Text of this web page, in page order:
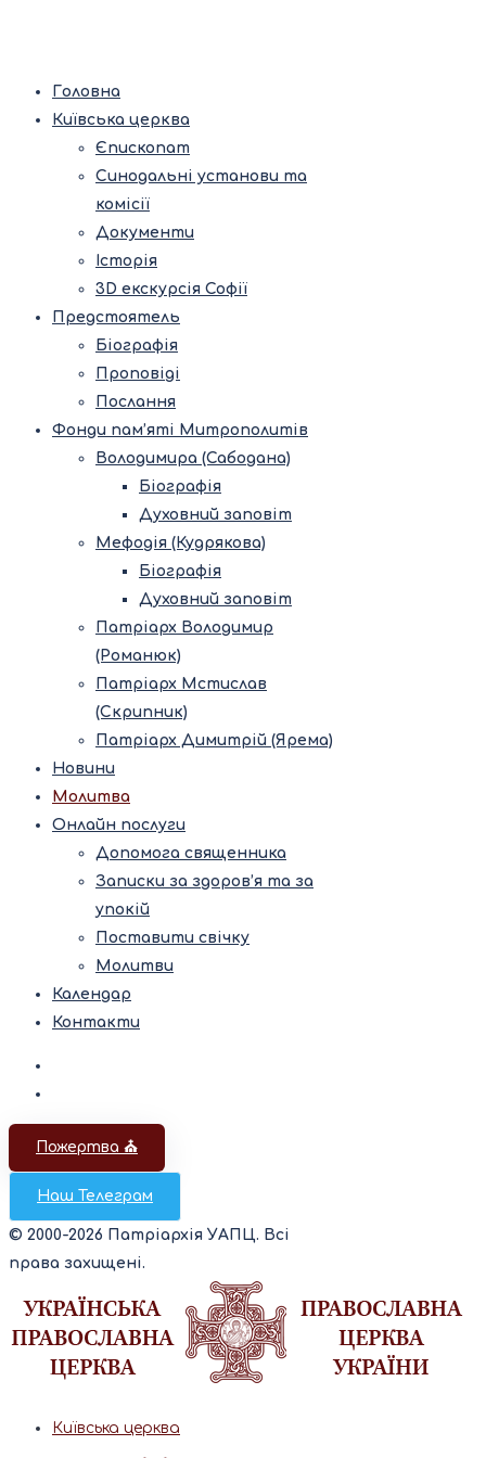
Головна
Київська церква
Єпископат
Синодальні установи та
комісії
Документи
Історія
3D екскурсія Софії
Предстоятель
Біографія
Проповіді
Послання
Фонди пам’яті Митрополитів
Володимира (Сабодана)
Біографія
Духовний заповіт
Мефодія (Кудрякова)
Біографія
Духовний заповіт
Патріарх Володимир
(Романюк)
Патріарх Мстислав
(Скрипник)
Патріарх Димитрій (Ярема)
Новини
Молитва
Онлайн послуги
Допомога священника
Записки за здоров’я та за
упокій
Поставити свічку
Молитви
Календар
Контакти
Пожертва ⛪️
Наш Телеграм
© 2000-2026 Патріархія УАПЦ. Всі
права захищені.
Київська церква